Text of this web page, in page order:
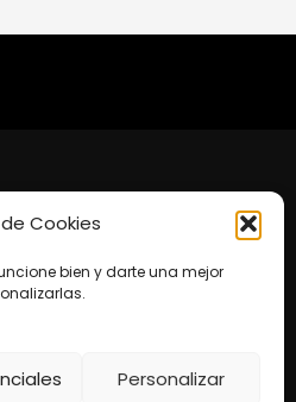
Cookies
bien y darte una mejor
Personalizar
Piso.